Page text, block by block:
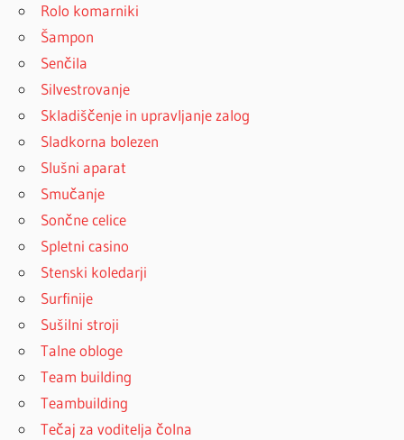
Rolo komarniki
Šampon
Senčila
Silvestrovanje
Skladiščenje in upravljanje zalog
Sladkorna bolezen
Slušni aparat
Smučanje
Sončne celice
Spletni casino
Stenski koledarji
Surfinije
Sušilni stroji
Talne obloge
Team building
Teambuilding
Tečaj za voditelja čolna